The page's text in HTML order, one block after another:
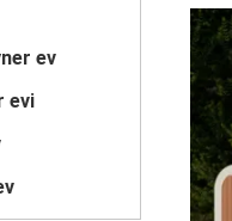
ev
evi